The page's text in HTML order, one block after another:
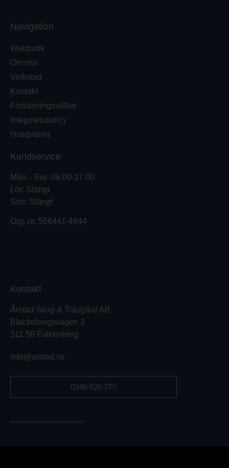
Navigation
Webbutik
Om oss
Verkstad
Kontakt
Försäljningsvillkor
Integritetspolicy
Husqvarna
Kundservice
Mån – Fre: 08.00-17.00
Lör: Stängt
Sön: Stängt
Org. nr. 556441-4844
Kontakt
Årstad Skog & Trädgård AB
Blackebergsvägen 2
311 50 Falkenberg
info@arstad.se
0346-520 77